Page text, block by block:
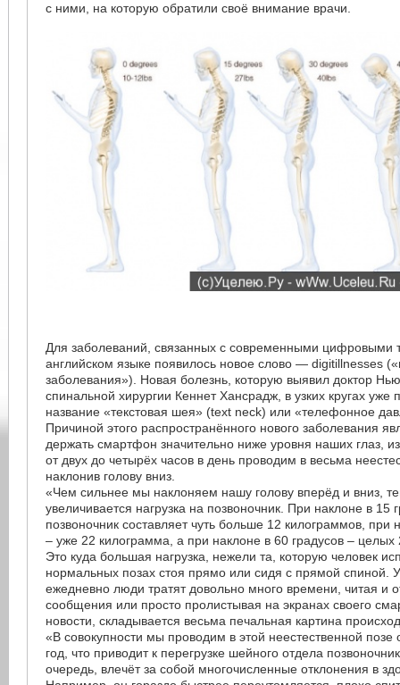
с ними, на которую обратили своё внимание врачи.
Для заболеваний, связанных с современными цифровыми
английском языке появилось новое слово — digitillnesses
заболевания»). Новая болезнь, которую выявил доктор
спинальной хирургии Кеннет Хансрадж, в узких кругах уже
название «текстовая шея» (text neck) или «телефонное
Причиной этого распространённого нового заболевания
держать смартфон значительно ниже уровня наших глаз,
от двух до четырёх часов в день проводим в весьма
наклонив голову вниз.
«Чем сильнее мы наклоняем нашу голову вперёд и вниз,
увеличивается нагрузка на позвоночник. При наклоне в 15
позвоночник составляет чуть больше 12 килограммов, при
– уже 22 килограмма, а при наклоне в 60 градусов –
Это куда большая нагрузка, нежели та, которую человек
нормальных позах стоя прямо или сидя с прямой спиной.
ежедневно люди тратят довольно много времени, читая и
сообщения или просто пролистывая на экранах своего
новости, складывается весьма печальная картина
«В совокупности мы проводим в этой неестественной позе
год, что приводит к перегрузке шейного отдела
очередь, влечёт за собой многочисленные отклонения в